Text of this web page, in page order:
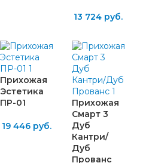
13 724 руб.
Прихожая
Эстетика
ПР-01
19 446 руб.
Прихожая
Смарт 3
Дуб
Кантри/
Дуб
Прованс